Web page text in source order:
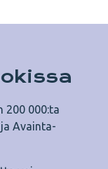
200 000:ta
Avainta-